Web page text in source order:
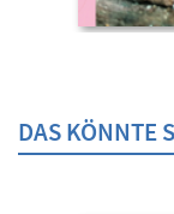
DAS KÖNNTE